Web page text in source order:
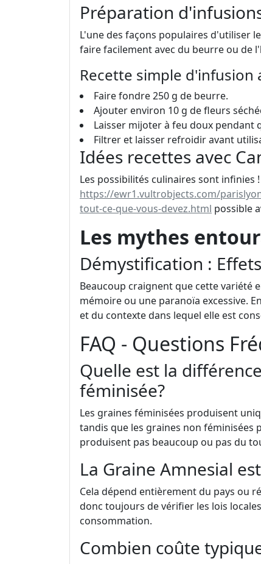
Préparation
L'une des façons populaires d'utiliser
faire facilement avec du beurre ou de
Recette simple d'infusion
Faire fondre 250 g de beurre.
Ajouter environ 10 g de fleurs
Laisser mijoter à feu doux pendant
Filtrer et laisser refroidir avant
Idées recettes avec
Les possibilités culinaires sont infinies
https://ewr1.vultrobjects.com/
tout-ce-que-vous-devez.html possible
Les mythes
Démystification :
Beaucoup craignent que cette variété
mémoire ou une paranoïa excessive.
et du contexte dans lequel elle est
FAQ - Questions
Quelle est la
féminisée?
Les graines féminisées produisent
tandis que les graines non féminisées
produisent pas beaucoup ou pas du
La Graine Amnesial
Cela dépend entièrement du pays ou
donc toujours de vérifier les lois
consommation.
Combien coûte